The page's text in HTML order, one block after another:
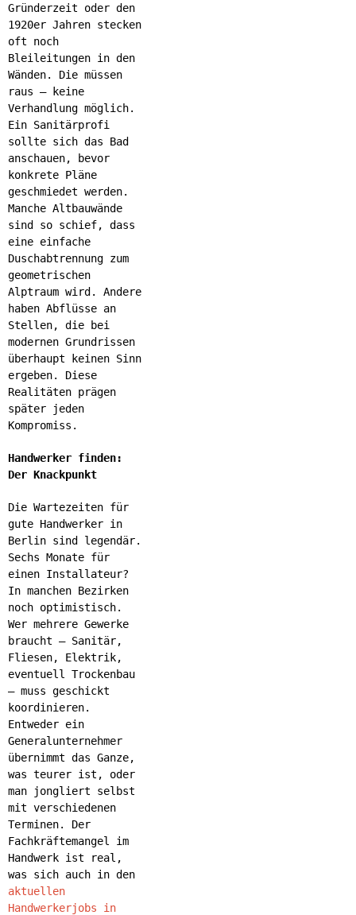
Gründerzeit oder den
1920er Jahren stecken
oft noch
Bleileitungen in den
Wänden. Die müssen
raus – keine
Verhandlung möglich.
Ein Sanitärprofi
sollte sich das Bad
anschauen, bevor
konkrete Pläne
geschmiedet werden.
Manche Altbauwände
sind so schief, dass
eine einfache
Duschabtrennung zum
geometrischen
Alptraum wird. Andere
haben Abflüsse an
Stellen, die bei
modernen Grundrissen
überhaupt keinen Sinn
ergeben. Diese
Realitäten prägen
später jeden
Kompromiss.
Handwerker finden:
Der Knackpunkt
Die Wartezeiten für
gute Handwerker in
Berlin sind legendär.
Sechs Monate für
einen Installateur?
In manchen Bezirken
noch optimistisch.
Wer mehrere Gewerke
braucht – Sanitär,
Fliesen, Elektrik,
eventuell Trockenbau
– muss geschickt
koordinieren.
Entweder ein
Generalunternehmer
übernimmt das Ganze,
was teurer ist, oder
man jongliert selbst
mit verschiedenen
Terminen. Der
Fachkräftemangel im
Handwerk ist real,
was sich auch in den
aktuellen
Handwerkerjobs in